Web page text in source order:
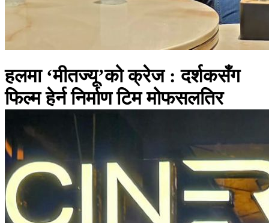
हलमा ‘मीतज्यू’को क्रेज : दर्शकसँग
फिल्म हेर्न निर्माण टिम मोफसलतिर